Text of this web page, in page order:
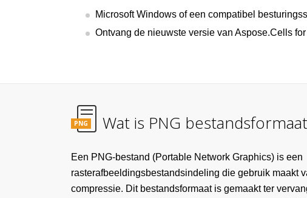
Microsoft Windows of een compatibel
Ontvang de nieuwste versie van Aspose.Cells
PNG Wat is PNG bestandsformaat
Een PNG-bestand (Portable Network Graphics) is een
rasterafbeeldingsbestandsindeling die gebruik maakt
compressie. Dit bestandsformaat is gemaakt ter